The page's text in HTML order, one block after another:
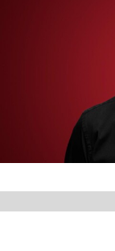
9 sept: GenAI-
12 nov:
Events
Opleidingen
Vacatures